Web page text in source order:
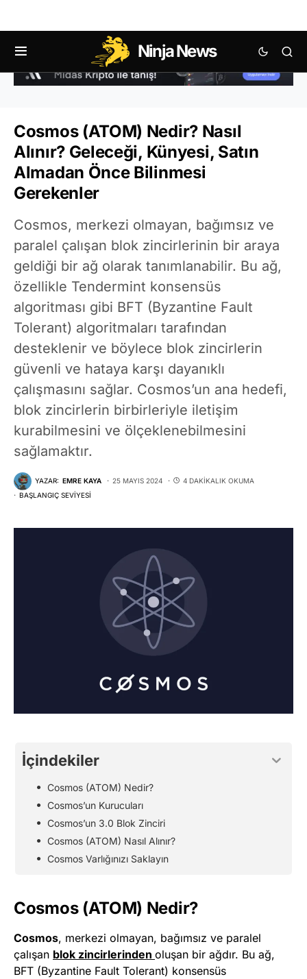
Ninja News
Cosmos (ATOM) Nedir? Nasıl
Alınır? Geleceği, Künyesi, Satın
Almadan Önce Bilinmesi
Gerekenler
Cosmos, merkezi olmayan, bağımsız ve
paralel çalışan blok zincirlerinin bir araya
geldiği bir ağ olarak tanımlanabilir. Bu ağ,
özellikle Tendermint konsensüs
algoritması gibi BFT (Byzantine Fault
Tolerant) algoritmaları tarafından
desteklenir ve böylece blok zincirlerin
güvenli ve hataya karşı dayanıklı
çalışmasını sağlar. Cosmos’un ana hedefi,
blok zincirlerin birbirleriyle iletişim
kurabilmesini ve ölçeklenebilmesini
sağlamaktır.
YAZAR: EMRE KAYA 25 MAYIS 2024
4 DAKIKALIK OKUMA
BAŞLANGIÇ SEVIYESI
İçindekiler
Cosmos (ATOM) Nedir?
Cosmos’un Kurucuları
Cosmos’un 3.0 Blok Zinciri
Cosmos (ATOM) Nasıl Alınır?
Cosmos Varlığınızı Saklayın
Cosmos (ATOM) Nedir?
Cosmos, merkezi olmayan, bağımsız ve paralel
çalışan blok zincirlerinden oluşan bir ağdır. Bu ağ,
BFT (Byzantine Fault Tolerant) konsensüs